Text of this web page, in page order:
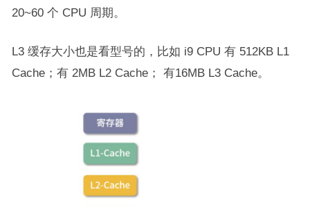
20~60 个 CPU 周期。
L3 缓存大小也是看型号的，比如 i9 CPU 有 512KB L1
Cache；有 2MB L2 Cache； 有16MB L3 Cache。